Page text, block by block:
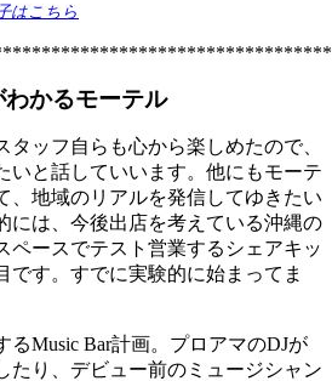
はこちら
かるモーテル
タッフ自らも心から楽しめたので、
いと話していいます。他にもモーテ
、地域のリアルを発信してゆきたい
には、今後出店を考えている沖縄の
ペースでテスト営業するシェアキッ
です。すでに実験的に始まってま
るMusic Bar計画。プロアマのDJが
たり、デビュー前のミュージシャン